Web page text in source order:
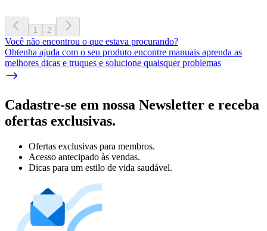
1 2
Você não encontrou o que estava procurando?
Obtenha ajuda com o seu produto encontre manuais aprenda as
melhores dicas e truques e solucione quaisquer problemas
Cadastre-se em nossa Newsletter e receba
ofertas exclusivas.
Ofertas exclusivas para membros.
Acesso antecipado às vendas.
Dicas para um estilo de vida saudável.